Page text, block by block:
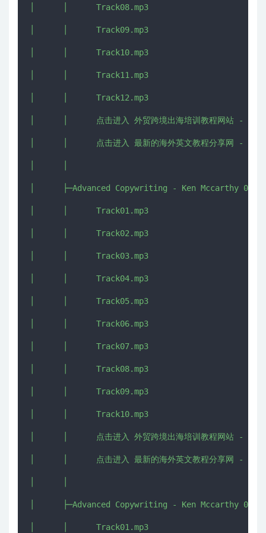
│      │      Track08.mp3
│      │      Track09.mp3
│      │      Track10.mp3
│      │      Track11.mp3
│      │      Track12.mp3
│      │      点击进入 外贸跨境出海培训教程网站 -
│      │      点击进入 最新的海外英文教程分享网 -
│      ├─Advanced Copywriting - Ken Mccarthy 08
│      │      Track01.mp3
│      │      Track02.mp3
│      │      Track03.mp3
│      │      Track04.mp3
│      │      Track05.mp3
│      │      Track06.mp3
│      │      Track07.mp3
│      │      Track08.mp3
│      │      Track09.mp3
│      │      Track10.mp3
│      │      点击进入 外贸跨境出海培训教程网站 -
│      │      点击进入 最新的海外英文教程分享网 -
│      ├─Advanced Copywriting - Ken Mccarthy 09
│      │      Track01.mp3